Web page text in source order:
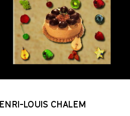
LOUIS CHALEM